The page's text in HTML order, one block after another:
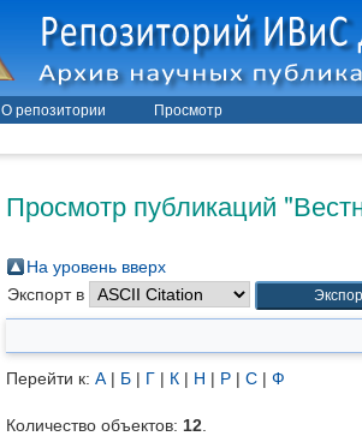
О репозитории Просмотр
Просмотр публикаций
На уровень вверх
Экспорт в
Перейти к: А | Б | Г | К | Н | Р | С | Ф
Количество объектов: 12